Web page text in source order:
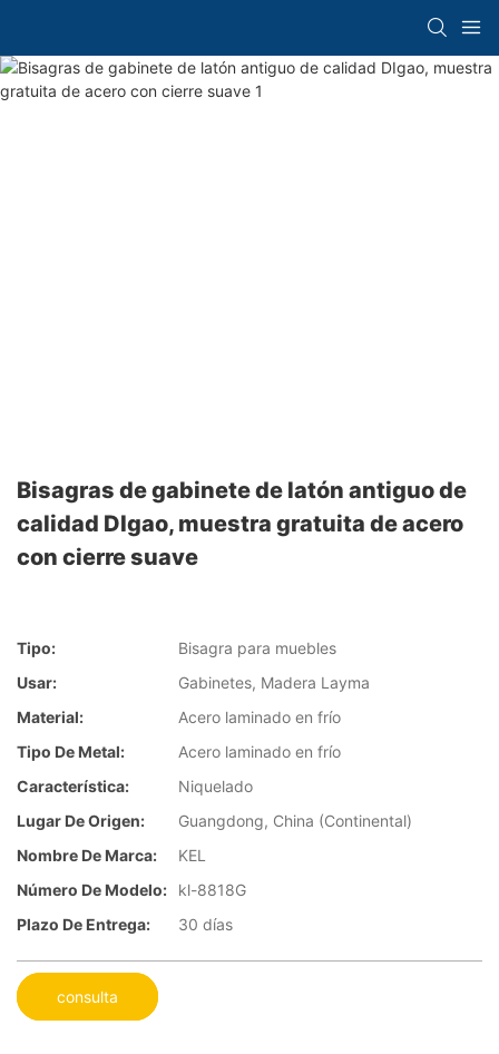
Bisagras de gabinete de latón antiguo de
calidad DIgao, muestra gratuita de acero
con cierre suave
Tipo:
Bisagra para muebles
Usar:
Gabinetes, Madera Layma
Material:
Acero laminado en frío
Tipo De Metal:
Acero laminado en frío
Característica:
Niquelado
Lugar De Origen:
Guangdong, China (Continental)
Nombre De Marca:
KEL
Número De Modelo:
kl-8818G
Plazo De Entrega:
30 días
consulta